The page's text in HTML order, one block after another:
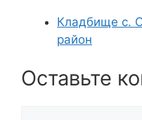
Кладбище с.
район
Оставьте